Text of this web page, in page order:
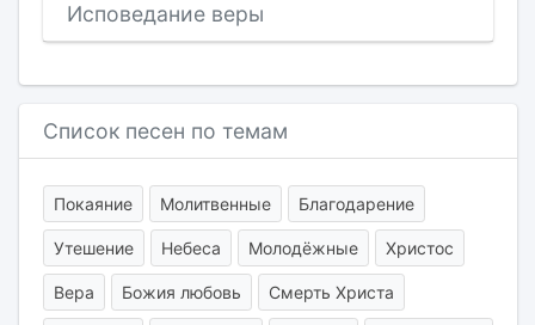
Исповедание веры
Список песен по темам
Покаяние Молитвенные Благодарение
Утешение Небеса Молодёжные Христос
Вера Божия любовь Смерть Христа